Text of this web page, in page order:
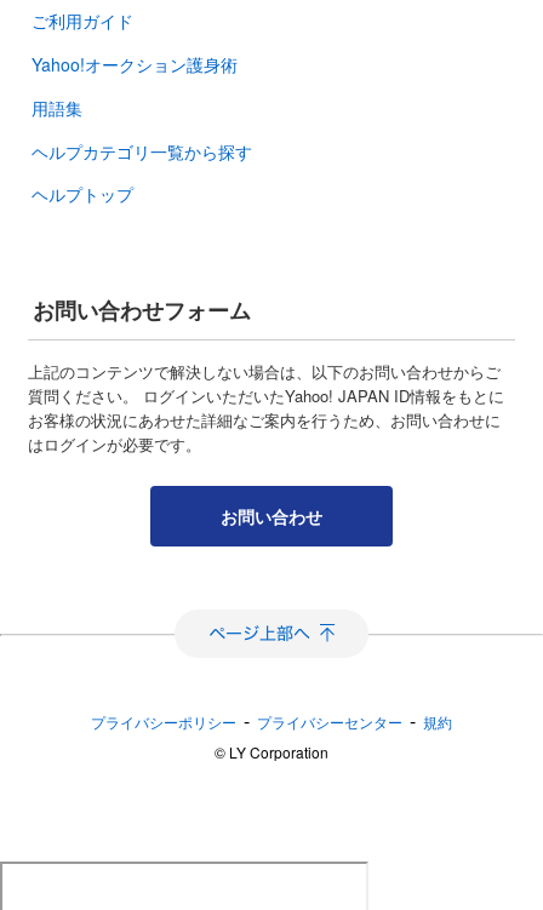
ご利用ガイド
Yahoo!オークション護身術
用語集
ヘルプカテゴリ一覧から探す
ヘルプトップ
お問い合わせフォーム
上記のコンテンツで解決しない場合は、以下のお問い合わせからご
質問ください。 ログインいただいたYahoo! JAPAN ID情報をもとに
お客様の状況にあわせた詳細なご案内を行うため、お問い合わせに
はログインが必要です。
お問い合わせ
プライバシーポリシー - プライバシーセンター - 規約
©︎ LY Corporation